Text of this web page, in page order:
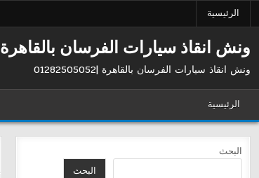
الرئيسية
ونش انقاذ سيارات الفرسان بالقاهرة |01282505052
ونش انقاذ سيارات الفرسان بالقاهرة |01282505052
الرئيسية
البحث
البحث